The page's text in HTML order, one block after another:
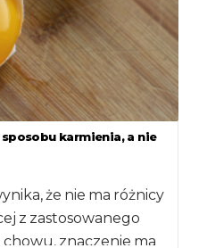
sposobu karmienia, a nie
że nie ma różnicy
z zastosowanego
znaczenie ma